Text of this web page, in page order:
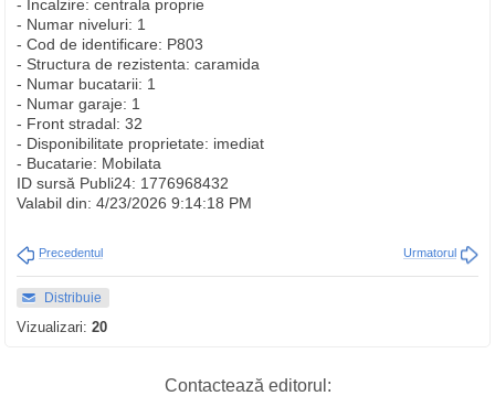
- Incalzire: centrala proprie
- Numar niveluri: 1
- Cod de identificare: P803
- Structura de rezistenta: caramida
- Numar bucatarii: 1
- Numar garaje: 1
- Front stradal: 32
- Disponibilitate proprietate: imediat
- Bucatarie: Mobilata
ID sursă Publi24: 1776968432
Valabil din: 4/23/2026 9:14:18 PM
Precedentul Urmatorul
Distribuie
Vizualizari: 20
Contactează editorul: